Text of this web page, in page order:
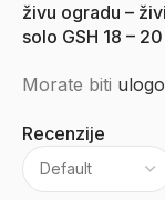
Recenzije
živu ogradu –
solo GSH 18 – 20
Morate biti